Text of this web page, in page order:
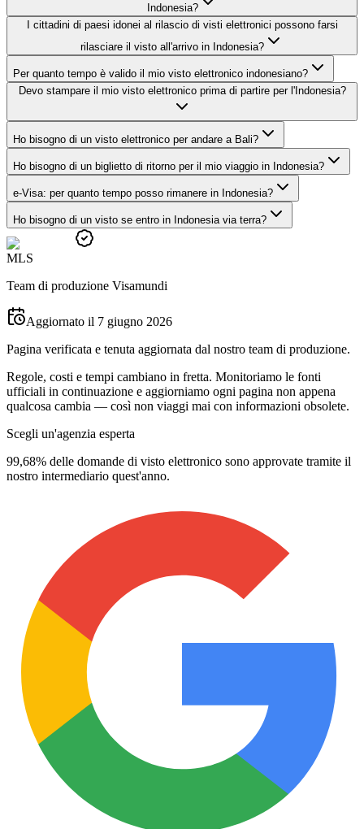
Indonesia?
I cittadini di paesi idonei al rilascio di visti elettronici possono farsi
rilasciare il visto all'arrivo in Indonesia?
Per quanto tempo è valido il mio visto elettronico indonesiano?
Devo stampare il mio visto elettronico prima di partire per l'Indonesia?
Ho bisogno di un visto elettronico per andare a Bali?
Ho bisogno di un biglietto di ritorno per il mio viaggio in Indonesia?
e-Visa: per quanto tempo posso rimanere in Indonesia?
Ho bisogno di un visto se entro in Indonesia via terra?
MLS
Team di produzione Visamundi
Aggiornato il 7 giugno 2026
Pagina verificata e tenuta aggiornata dal nostro team di produzione.
Regole, costi e tempi cambiano in fretta. Monitoriamo le fonti
ufficiali in continuazione e aggiorniamo ogni pagina non appena
qualcosa cambia — così non viaggi mai con informazioni obsolete.
Scegli un'agenzia esperta
99,68% delle domande di visto elettronico sono approvate tramite il
nostro intermediario quest'anno.